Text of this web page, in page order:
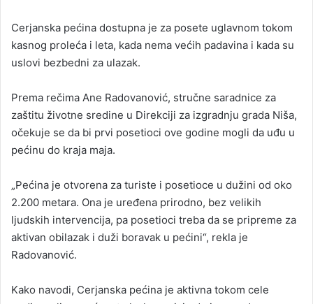
Cerjanska pećina dostupna je za posete uglavnom tokom
kasnog proleća i leta, kada nema većih padavina i kada su
uslovi bezbedni za ulazak.
Prema rečima Ane Radovanović, stručne saradnice za
zaštitu životne sredine u Direkciji za izgradnju grada Niša,
očekuje se da bi prvi posetioci ove godine mogli da uđu u
pećinu do kraja maja.
„Pećina je otvorena za turiste i posetioce u dužini od oko
2.200 metara. Ona je uređena prirodno, bez velikih
ljudskih intervencija, pa posetioci treba da se pripreme za
aktivan obilazak i duži boravak u pećini“, rekla je
Radovanović.
Kako navodi, Cerjanska pećina je aktivna tokom cele